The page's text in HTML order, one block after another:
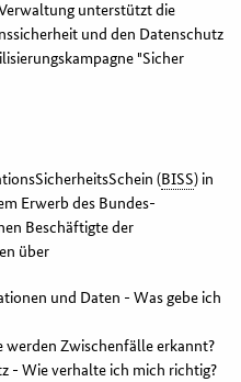
unterstützt die
und den Datenschutz
"Sicher
(BISS) in
Erwerb des Bundes-
Beschäftigte der
über
und Daten - Was gebe ich
Zwischenfälle erkannt?
- Wie verhalte ich mich richtig?